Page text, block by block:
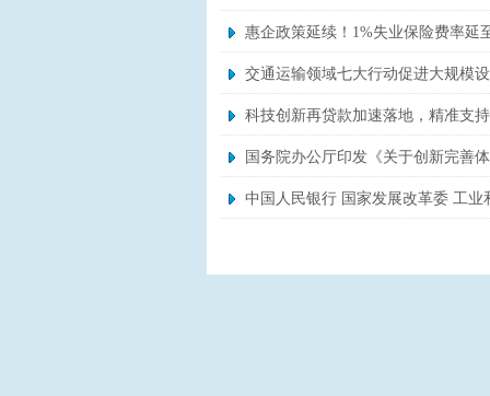
惠企政策延续！1%失业保险费率延
交通运输领域七大行动促进大规模
科技创新再贷款加速落地，精准支
国务院办公厅印发《关于创新完善
中国人民银行 国家发展改革委 工